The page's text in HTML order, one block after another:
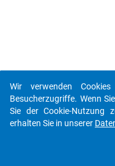
Wir verwenden
Besucherzugriffe. Wenn
Sie der Cookie-Nutzung
erhalten Sie in unserer